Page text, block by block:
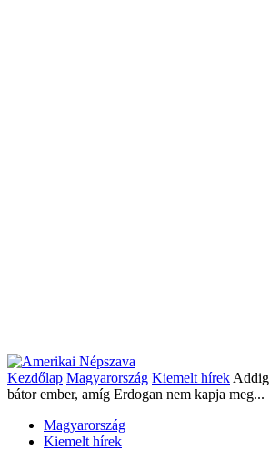
Kezdőlap Magyarország Kiemelt hírek Addig
bátor ember, amíg Erdogan nem kapja meg...
Magyarország
Kiemelt hírek